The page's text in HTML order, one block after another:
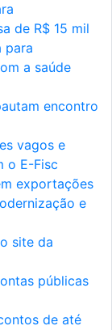
de R$ 15 mil
para
a saúde
encontro
vagos e
o E-Fisc
exportações
e
site da
públicas
de até